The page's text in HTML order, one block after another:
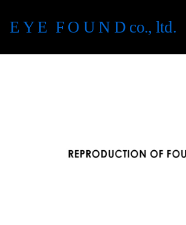
E Y E F O U N D co., ltd.